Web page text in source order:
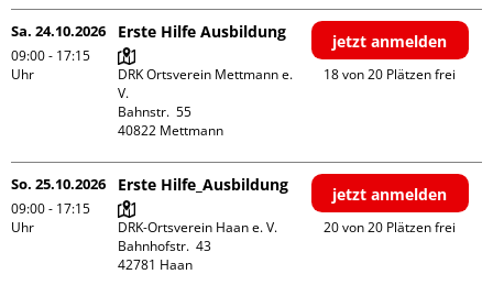
Sa. 24.10.2026
09:00 - 17:15
Uhr
Erste Hilfe Ausbildung
DRK Ortsverein Mettmann e.
V.
Bahnstr.  55
jetzt anmelden
18 von 20 Plätzen frei
So. 25.10.2026
09:00 - 17:15
Uhr
Erste Hilfe_Ausbildung
DRK-Ortsverein Haan e. V.
Bahnhofstr.  43
jetzt anmelden
20 von 20 Plätzen frei